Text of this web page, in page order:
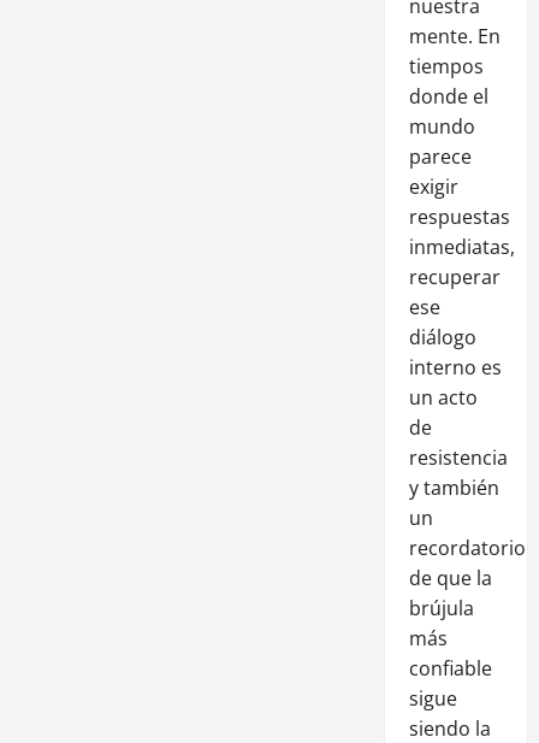
nuestra
mente. En
tiempos
donde el
mundo
parece
exigir
respuestas
inmediatas,
recuperar
ese
diálogo
interno es
un acto
de
resistencia
y también
un
recordatorio
de que la
brújula
más
confiable
sigue
siendo la